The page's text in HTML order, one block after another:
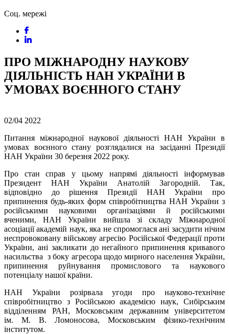
Соц. мережі
ПРО МІЖНАРОДНУ НАУКОВУ
ДІЯЛЬНІСТЬ НАН УКРАЇНИ В
УМОВАХ ВОЄННОГО СТАНУ
02/04 2022
Питання міжнародної наукової діяльності НАН України в
умовах воєнного стану розглядалися на засіданні Президії
НАН України 30 березня 2022 року.
Про стан справ у цьому напрямі діяльності інформував
Президент НАН України Анатолій Загородній. Так,
відповідно до рішення Президії НАН України про
припинення будь-яких форм співробітництва НАН України з
російськими науковими організаціями й російськими
вченими, НАН України вийшла зі складу Міжнародної
асоціації академій наук, яка не спромоглася ані засудити нічим
неспровоковану військову агресію Російської Федерації проти
України, ані закликати до негайного припинення кривавого
насильства з боку агресора щодо мирного населення України,
припинення руйнування промислового та наукового
потенціалу нашої країни.
НАН України розірвала угоди про науково-технічне
співробітництво з Російською академією наук, Сибірським
відділенням РАН, Московським державним університетом
ім. М. В. Ломоносова, Московським фізико-технічним
інститутом.